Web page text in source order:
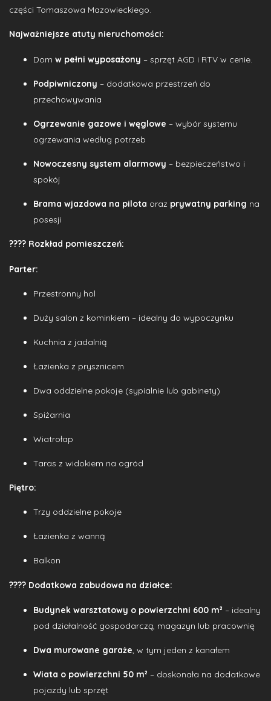
części Tomaszowa Mazowieckiego.
Najważniejsze atuty nieruchomości:
Dom w pełni wyposażony – sprzęt AGD i RTV w cenie.
Podpiwniczony – dodatkowa przestrzeń do
przechowywania
Ogrzewanie gazowe i węglowe – wybór systemu
ogrzewania według potrzeb
Nowoczesny system alarmowy – bezpieczeństwo i
spokój
Brama wjazdowa na pilota oraz prywatny parking na
posesji
???? Rozkład pomieszczeń:
Parter:
Przestronny hol
Duży salon z kominkiem – idealny do wypoczynku
Kuchnia z jadalnią
Łazienka z prysznicem
Dwa oddzielne pokoje (sypialnie lub gabinety)
Spiżarnia
Wiatrołap
Taras z widokiem na ogród
Piętro:
Trzy oddzielne pokoje
Łazienka z wanną
Balkon
???? Dodatkowa zabudowa na działce:
Budynek warsztatowy o powierzchni 600 m² – idealny
pod działalność gospodarczą, magazyn lub pracownię
Dwa murowane garaże, w tym jeden z kanałem
Wiata o powierzchni 50 m² – doskonała na dodatkowe
pojazdy lub sprzęt